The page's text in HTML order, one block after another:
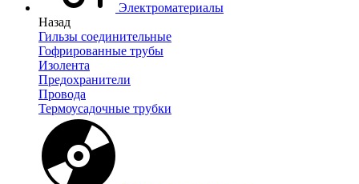
Электроматериалы
Назад
Гильзы соединительные
Гофрированные трубы
Изолента
Предохранители
Провода
Термоусадочные трубки